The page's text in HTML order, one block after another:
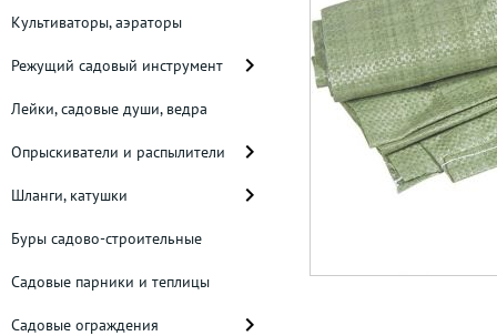
Культиваторы, аэраторы
Режущий садовый инструмент
Лейки, садовые души, ведра
Опрыскиватели и распылители
Шланги, катушки
Буры садово-строительные
Садовые парники и теплицы
Садовые ограждения